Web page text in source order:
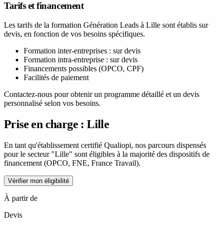
Tarifs et financement
Les tarifs de la formation Génération Leads à Lille sont établis sur
devis, en fonction de vos besoins spécifiques.
Formation inter-entreprises : sur devis
Formation intra-entreprise : sur devis
Financements possibles (OPCO, CPF)
Facilités de paiement
Contactez-nous pour obtenir un programme détaillé et un devis
personnalisé selon vos besoins.
Prise en charge : Lille
En tant qu'établissement certifié Qualiopi, nos parcours dispensés
pour le secteur "Lille" sont éligibles à la majorité des dispositifs de
financement (OPCO, FNE, France Travail).
Vérifier mon éligibilité
À partir de
Devis